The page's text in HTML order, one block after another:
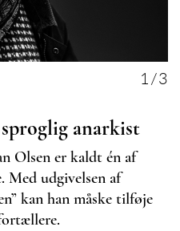
1 /3
anarkist
Olsen er kaldt én af
Med udgivelsen af
kan han måske tilføje